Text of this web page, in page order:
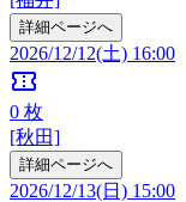
詳細ページへ
2026/12/12(土) 16:00
confirmation_number
0 枚
[秋田]
詳細ページへ
2026/12/13(日) 15:00